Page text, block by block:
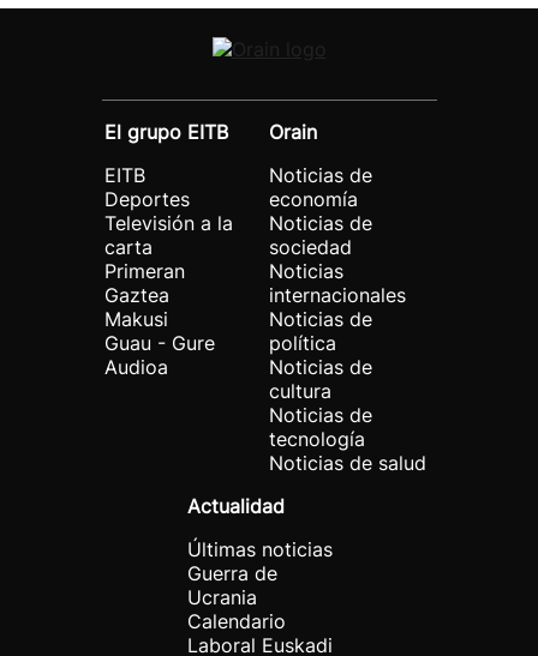
El grupo EITB
EITB
Deportes
Televisión a la
carta
Primeran
Gaztea
Makusi
Guau - Gure
Audioa
Orain
Noticias de
economía
Noticias de
sociedad
Noticias
internacionales
Noticias de
política
Noticias de
cultura
Noticias de
tecnología
Noticias de salud
Actualidad
Últimas noticias
Guerra de
Ucrania
Calendario
Laboral Euskadi